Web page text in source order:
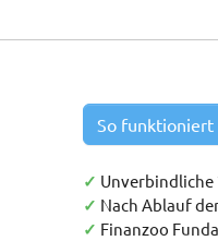
So funktioniert
✓ Unverbindliche
✓ Nach Ablauf
✓ Finanzoo